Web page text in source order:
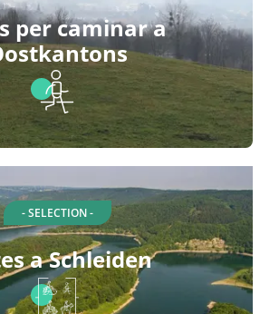
per caminar a
- SELECTION -
a Schleiden